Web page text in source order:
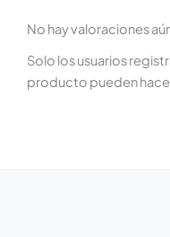
No hay valoraciones
Solo los usuarios
producto pueden